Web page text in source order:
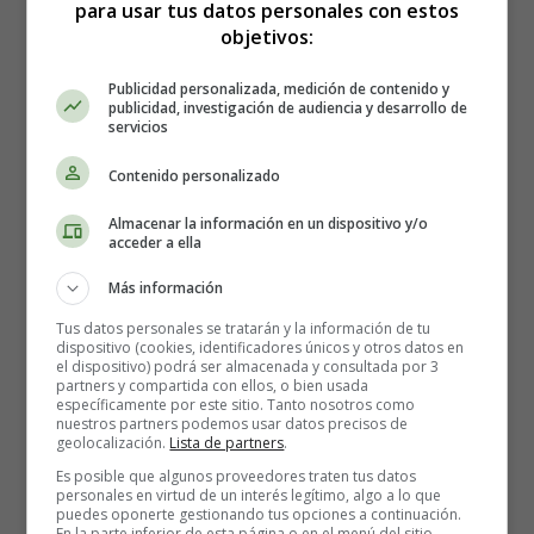
Baby baby baby, I'm awfully crazy
I'm so rocked of patrone shit what ever is tasty
We don't got no manners hanging of the rafters
Let's go drink for drink a hundred bucks she on the
lasters
Check my style take a good look
I'm fresh bitch in my way with music so loud I'm deaf
bitch
Getting drinks at a redlight with people watching
for party rocking
If you show up already tow up this is what you say
sorry for party rocking
And if you blacked out with you're sack out
This is what you say sorry for party rocking
And if you throw up in a hoes cup this is what you
para usar tus datos personales con estos
objetivos:
Publicidad personalizada, medición de contenido y
publicidad, investigación de audiencia y desarrollo de
servicios
Contenido personalizado
Almacenar la información en un dispositivo y/o
acceder a ella
Más información
Tus datos personales se tratarán y la información de tu
dispositivo (cookies, identificadores únicos y otros datos en
el dispositivo) podrá ser almacenada y consultada por 3
partners y compartida con ellos, o bien usada
específicamente por este sitio. Tanto nosotros como
nuestros partners podemos usar datos precisos de
geolocalización. Lista de partners.
Es posible que algunos proveedores traten tus datos
personales en virtud de un interés legítimo, algo a lo que
puedes oponerte gestionando tus opciones a continuación.